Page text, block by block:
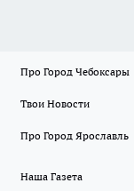
Про Город Чебоксары
Твои Новости
Про Город Ярославль
Наша Газета